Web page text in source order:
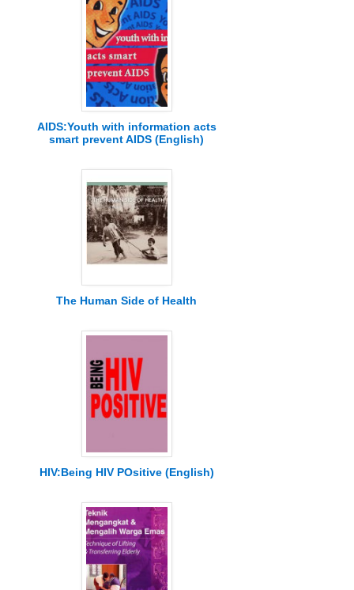
AIDS:Youth with information acts
smart prevent AIDS (English)
The Human Side of Health
HIV:Being HIV POsitive (English)